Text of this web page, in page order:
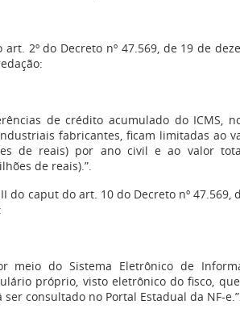
art. 2º do Decreto nº 47.569, de 19 de
de crédito acumulado do ICMS,
fabricantes, ficam limitadas ao
de reais) por ano civil e ao valor total
de reais).”.
do caput do art. 10 do Decreto nº 47.569,
meio do Sistema Eletrônico de
próprio, visto eletrônico do fisco,
consultado no Portal Estadual da NF-